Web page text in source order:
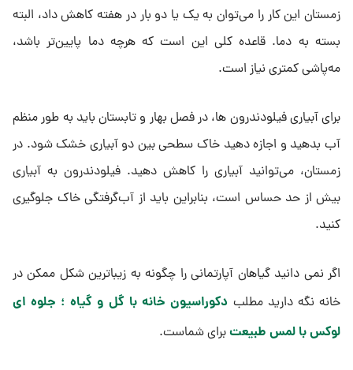
زمستان این کار را می‌توان به یک یا دو بار در هفته کاهش داد، البته
بسته به دما. قاعده کلی این است که هرچه دما پایین‌تر باشد،
مه‌پاشی کمتری نیاز است.
برای آبیاری فیلودندرون ‌ها، در فصل بهار و تابستان باید به طور منظم
آب بدهید و اجازه دهید خاک سطحی بین دو آبیاری‌ خشک شود. در
زمستان، می‌توانید آبیاری را کاهش دهید. فیلودندرون به آبیاری
بیش از حد حساس است، بنابراین باید از آب‌گرفتگی خاک جلوگیری
کنید.
اگر نمی دانید گیاهان آپارتمانی را چگونه به زیباترین شکل ممکن در
خانه نگه دارید مطلب دکوراسیون خانه با گل و گیاه ؛ جلوه ای
لوکس با لمس طبیعتبرای شماست.